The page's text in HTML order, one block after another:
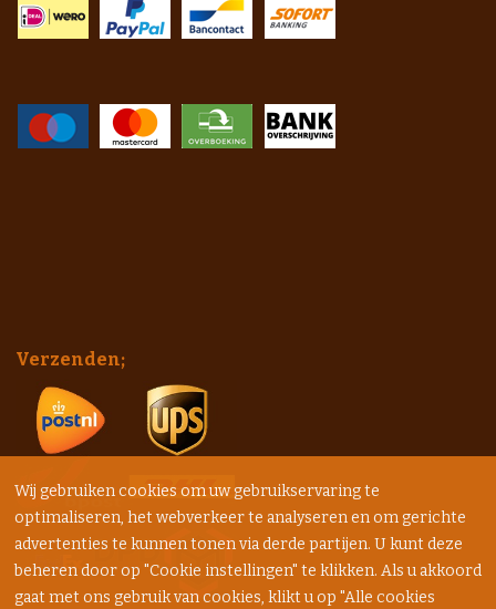
Verzenden;
Wij gebruiken cookies om uw gebruikservaring te
optimaliseren, het webverkeer te analyseren en om gerichte
advertenties te kunnen tonen via derde partijen. U kunt deze
beheren door op "Cookie instellingen" te klikken. Als u akkoord
gaat met ons gebruik van cookies, klikt u op "Alle cookies